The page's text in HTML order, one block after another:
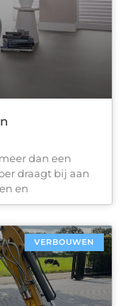
dan een
draagt bij aan
en
VERBOUWEN